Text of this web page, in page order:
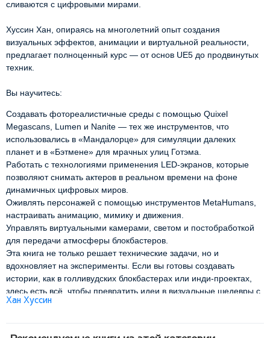
сливаются с цифровыми мирами.
Хуссин Хан, опираясь на многолетний опыт создания
визуальных эффектов, анимации и виртуальной реальности,
предлагает полноценный курс — от основ UE5 до продвинутых
техник.
Вы научитесь:
Создавать фотореалистичные среды с помощью Quixel
Megascans, Lumen и Nanite — тех же инструментов, что
использовались в «Мандалорце» для симуляции далеких
планет и в «Бэтмене» для мрачных улиц Готэма.
Работать с технологиями применения LED-экранов, которые
позволяют снимать актеров в реальном времени на фоне
динамичных цифровых миров.
Оживлять персонажей с помощью инструментов MetaHumans,
настраивать анимацию, мимику и движения.
Управлять виртуальными камерами, светом и постобработкой
для передачи атмосферы блокбастеров.
Эта книга не только решает технические задачи, но и
вдохновляет на эксперименты. Если вы готовы создавать
истории, как в голливудских блокбастерах или инди-проектах,
здесь есть всё, чтобы превратить идеи в визуальные шедевры с
технологиями уровня Disney и Lucasfilm
Хан Хуссин